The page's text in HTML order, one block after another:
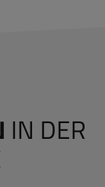
IN DER